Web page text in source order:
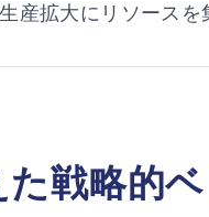
産拡大にリソースを
戦略的
で世
見積もり依頼 /